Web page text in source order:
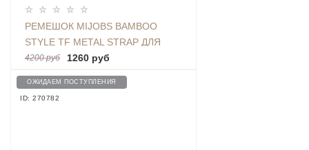
РЕМЕШОК MIJOBS BAMBOO
STYLE TF METAL STRAP ДЛЯ
BAND 3 / 4 SILVER
4200 руб 1260 руб
ОЖИДАЕМ ПОСТУПЛЕНИЯ
ID: 270782